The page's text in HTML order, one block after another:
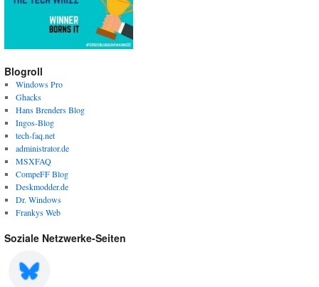
Blogroll
Windows Pro
Ghacks
Hans Brenders Blog
Ingos-Blog
tech-faq.net
administrator.de
MSXFAQ
CompeFF Blog
Deskmodder.de
Dr. Windows
Frankys Web
Soziale Netzwerke-Seiten